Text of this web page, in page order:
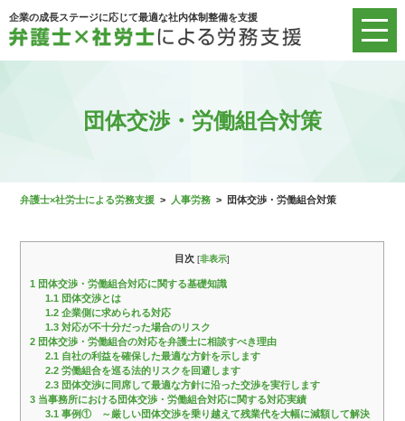
企業の成長ステージに応じて最適な社内体制整備を支援
団体交渉・労働組合対策
弁護士×社労士による労務支援 > 人事労務 > 団体交渉・労働組合対策
目次 [非表示]
1 団体交渉・労働組合対応に関する基礎知識
1.1 団体交渉とは
1.2 企業側に求められる対応
1.3 対応が不十分だった場合のリスク
2 団体交渉・労働組合の対応を弁護士に相談すべき理由
2.1 自社の利益を確保した最適な方針を示します
2.2 労働組合を巡る法的リスクを回避します
2.3 団体交渉に同席して最適な方針に沿った交渉を実行します
3 当事務所における団体交渉・労働組合対応に関する対応実績
3.1 事例① ～厳しい団体交渉を乗り越えて残業代を大幅に減額して解決